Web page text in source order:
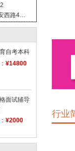
西路4…
自考本科
¥14800
面试辅导
¥2000
行业